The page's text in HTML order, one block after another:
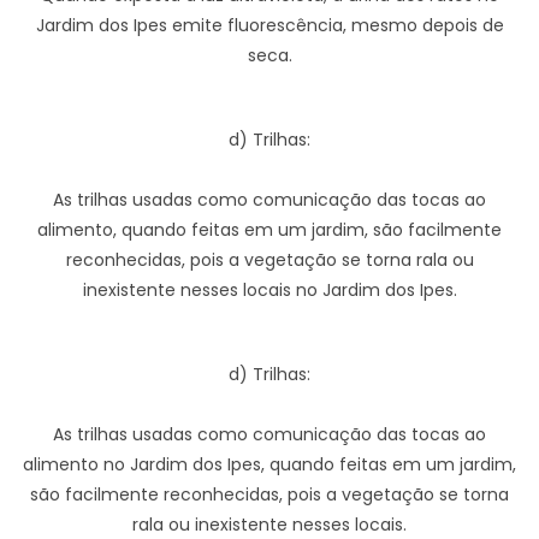
Jardim dos Ipes emite fluorescência, mesmo depois de
seca.
d) Trilhas:
As trilhas usadas como comunicação das tocas ao
alimento, quando feitas em um jardim, são facilmente
reconhecidas, pois a vegetação se torna rala ou
inexistente nesses locais no Jardim dos Ipes.
d) Trilhas:
As trilhas usadas como comunicação das tocas ao
alimento no Jardim dos Ipes, quando feitas em um jardim,
são facilmente reconhecidas, pois a vegetação se torna
rala ou inexistente nesses locais.